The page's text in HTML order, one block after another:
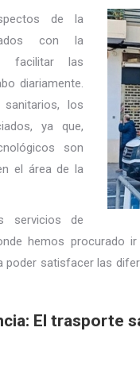
de la
con la
facilitar las
diariamente.
los
ya que,
son
el área de la
servicios de
hemos procurado
poder satisfacer las
El trasporte